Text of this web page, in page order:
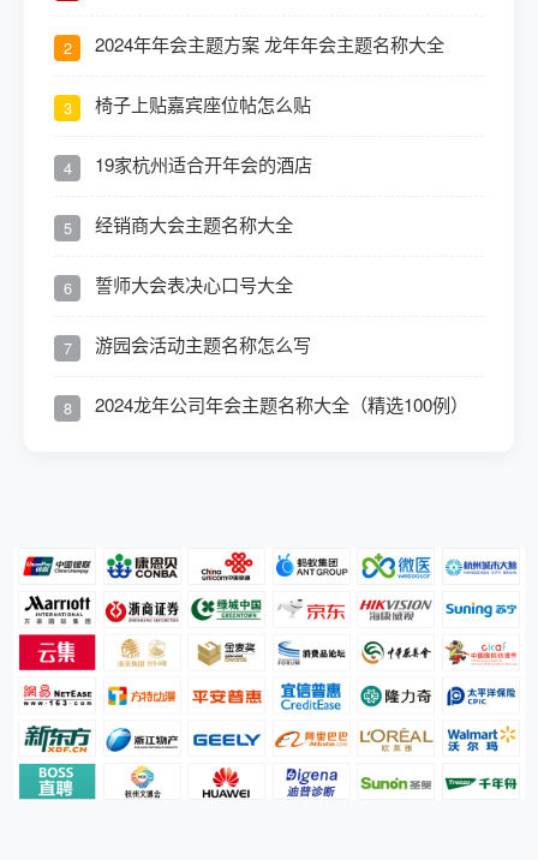
2 2024年年会主题方案 龙年年会主题名称大全
3 椅子上贴嘉宾座位帖怎么贴
4 19家杭州适合开年会的酒店
5 经销商大会主题名称大全
6 誓师大会表决心口号大全
7 游园会活动主题名称怎么写
8 2024龙年公司年会主题名称大全（精选100例）